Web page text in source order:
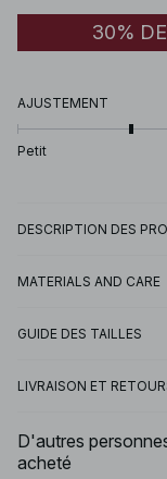
30%
AJUSTEMENT
Petit
DESCRIPTION DES
MATERIALS AND CARE
GUIDE DES TAILLES
LIVRAISON ET
D'autres
acheté